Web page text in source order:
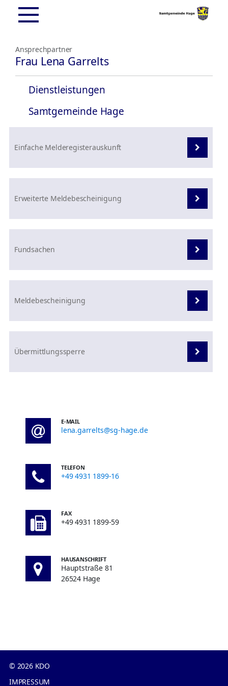
Ansprechpartner
Frau Lena Garrelts
Dienstleistungen
Samtgemeinde Hage
Einfache Melderegisterauskunft
Erweiterte Meldebescheinigung
Fundsachen
Meldebescheinigung
Übermittlungssperre
E-MAIL
lena.garrelts@sg-hage.de
TELEFON
+49 4931 1899-16
FAX
+49 4931 1899-59
HAUSANSCHRIFT
Hauptstraße 81
26524 Hage
© 2026 KDO
IMPRESSUM